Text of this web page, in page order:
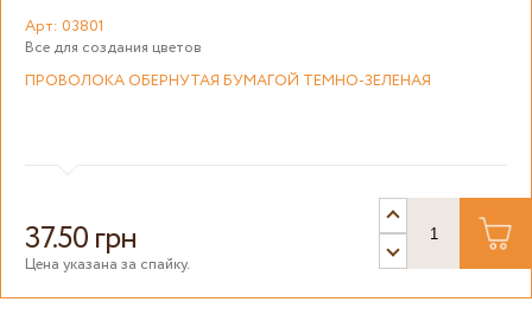
Арт: 03801
Все для создания цветов
ПРОВОЛОКА ОБЕРНУТАЯ БУМАГОЙ ТЕМНО-ЗЕЛЕНАЯ
37.50 грн
Цена указана за спайку.